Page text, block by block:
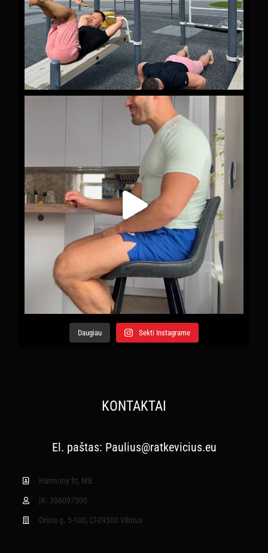
Daugiau Sekti Instagrame
KONTAKTAI
El. paštas: Paulius@ratkevicius.eu
Harmony fit, MB
ĮK: 306097500
Oršos g. 5-100, LT-09300 Vilnius